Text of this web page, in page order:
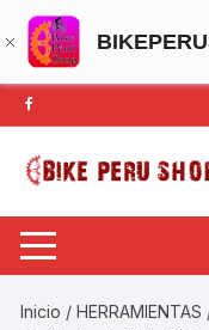
Saltar
al
contenido
Inicio /HERRAMIENTAS